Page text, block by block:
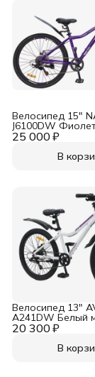
25 000 ₽
Велосипед 15"
J6100DW
металик/Серый
В
20 300 ₽
Велосипед 13"
A241DW Белый
Фиолетовый
В